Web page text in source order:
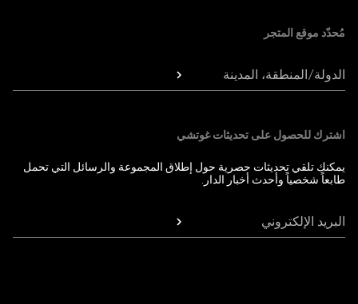
مُحدّد موقع المتجر
الدولة/المنطقة، المدينة
اشترك للحصول على تحديثات غوتشي
يمكنك تلقي تحديثات حصرية حول إطلاق المجموعة والرسائل التي تحمل
طابعاً شخصياً وأحدث أخبار الدار.
البريد الإلكتروني